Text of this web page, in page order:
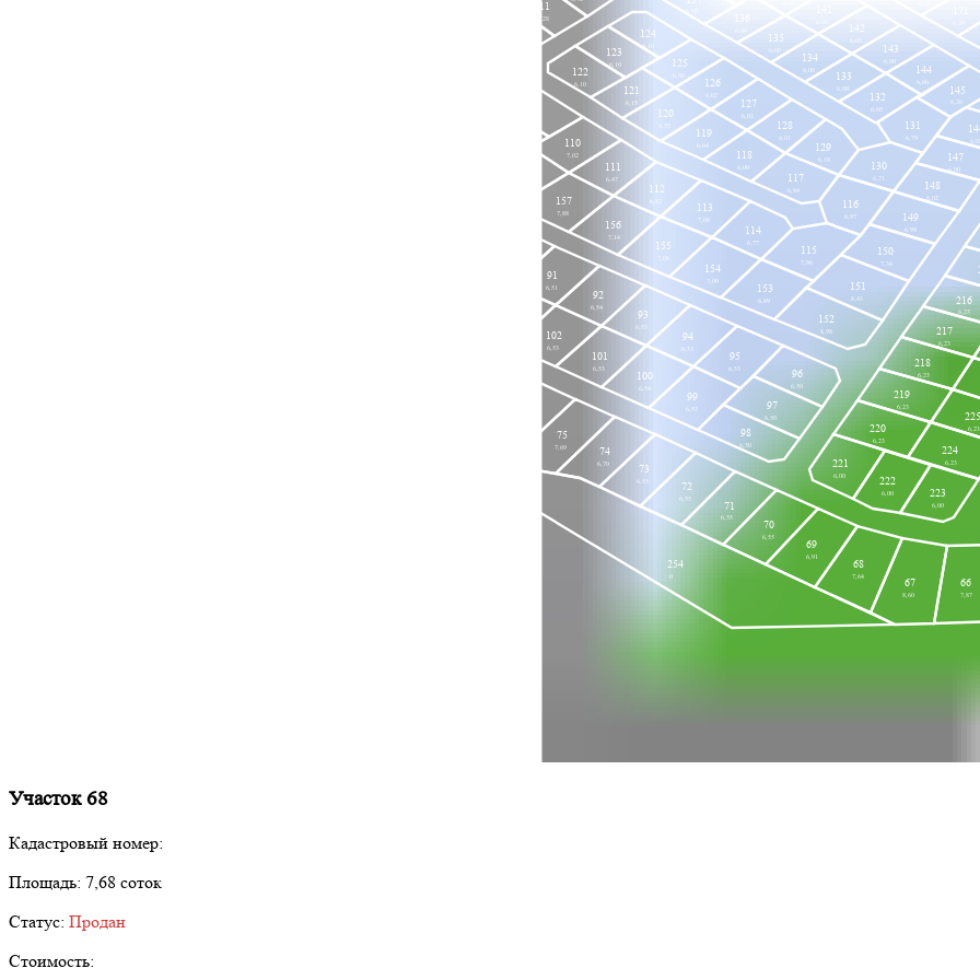
7,28
11
7,87
66
8,60
67
7,64
68
6,91
69
6,55
70
6,55
71
6,55
72
6,55
73
6,70
74
7,69
75
6,51
91
6,54
92
6,53
93
6,53
94
6,53
95
6,50
96
6,50
97
6,50
98
6,53
99
6,54
100
6,53
101
6,53
102
7,02
110
6,47
111
6,82
112
7,08
113
6,77
114
7,96
115
6,89
153
7,09
154
155
7,14
156
7,88
157
8,98
152
8,43
151
7,36
150
6,97
116
6,84
117
6,00
118
6,04
119
6,55
120
6,15
121
6,10
122
6,10
123 6,10
124
6,00
125
6,02
126
6,03
127
6,01
128
6,18
129
6,71
130
6,79
131
6,99
149
6,02
148
6,00
147
6,08
6,05
132
6,00
133
6,00
134
6,00
135
142
6,00
143
6,06
144
6,26
145
6,23
216
6,23
217
6,23
218
6,23
219
6,23
220
6,00
221
6,00
222
6,00
223
6,23
224
6,23
225
0
254
Участок 68
Кадастровый номер:
Площадь: 7,68 соток
Статус: Продан
Стоимость: